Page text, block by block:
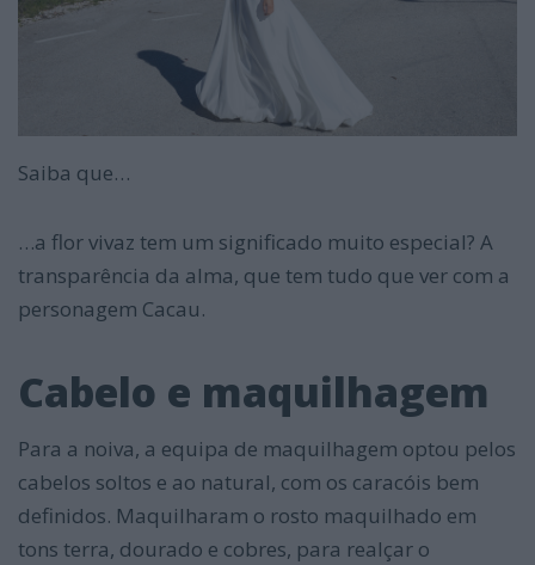
Saiba que…
…a flor vivaz tem um significado muito especial? A
transparência da alma, que tem tudo que ver com a
personagem Cacau.
Cabelo e maquilhagem
Para a noiva, a equipa de maquilhagem optou pelos
cabelos soltos e ao natural, com os caracóis bem
definidos. Maquilharam o rosto maquilhado em
tons terra, dourado e cobres, para realçar o